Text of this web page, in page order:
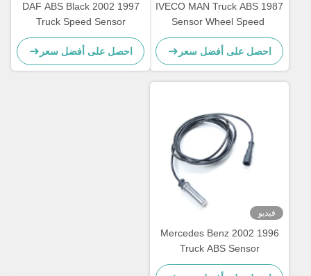
1987 IVECO MAN Truck ABS
Sensor Wheel Speed ​​
1784588 5021170125
1506005
احصل على أفضل سعر
1997 2002 DAF ABS Black
Truck Speed ​​Sensor
4410328790 3029023300
1506003
احصل على أفضل سعر
فيديو
1996 2002 Mercedes Benz
Truck ABS Sensor
0025423818 1518009